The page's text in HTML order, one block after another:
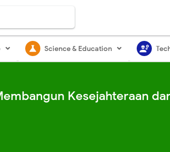
science Science & Education engineering
Kesejahteraan